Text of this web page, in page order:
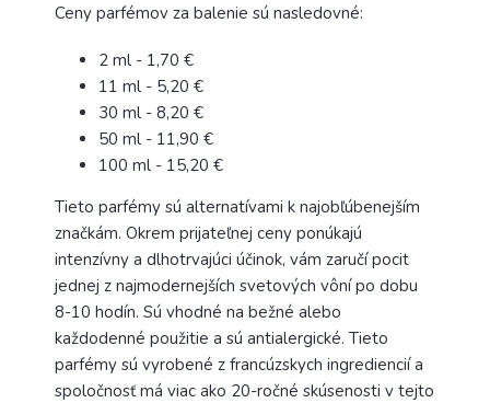
Ceny parfémov za balenie sú nasledovné:
2 ml - 1,70 €
11 ml - 5,20 €
30 ml - 8,20 €
50 ml - 11,90 €
100 ml - 15,20 €
Tieto parfémy sú alternatívami k najobľúbenejším
značkám. Okrem prijateľnej ceny ponúkajú
intenzívny a dlhotrvajúci účinok, vám zaručí pocit
jednej z najmodernejších svetových vôní po dobu
8-10 hodín. Sú vhodné na bežné alebo
každodenné použitie a sú antialergické. Tieto
parfémy sú vyrobené z francúzskych ingrediencií a
spoločnosť má viac ako 20-ročné skúsenosti v tejto